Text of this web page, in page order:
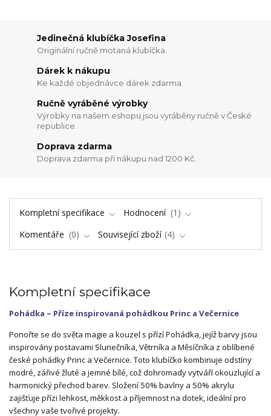
Jedinečná klubíčka Josefina
Originální ručně motaná klubíčka.
Dárek k nákupu
Ke každé objednávce dárek zdarma.
Ručně vyráběné výrobky
Výrobky na našem eshopu jsou vyráběny ručně v České
republice.
Doprava zdarma
Doprava zdarma při nákupu nad 1200 Kč.
Kompletní specifikace Hodnocení
1
Komentáře
0 Související zboží 4
Kompletní specifikace
Pohádka – Příze inspirovaná pohádkou Princ a Večernice
Ponořte se do světa magie a kouzel s přízí Pohádka, jejíž barvy jsou
inspirovány postavami Slunečníka, Větrníka a Měsíčníka z oblíbené
české pohádky Princ a Večernice. Toto klubíčko kombinuje odstíny
modré, zářivé žluté a jemné bílé, což dohromady vytváří okouzlující a
harmonický přechod barev. Složení 50% bavlny a 50% akrylu
zajišťuje přízi lehkost, měkkost a příjemnost na dotek, ideální pro
všechny vaše tvořivé projekty.